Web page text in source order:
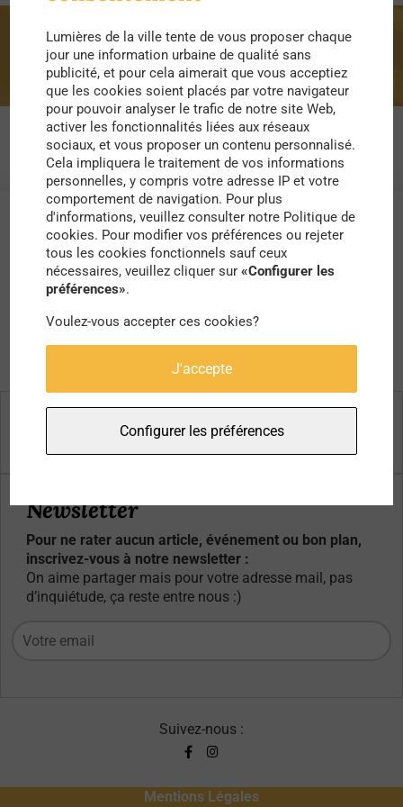
Roumanie
Newsletter
Pour ne rater aucun article, événement ou bon plan,
inscrivez-vous à notre newsletter :
On aime partager mais pour votre adresse mail, pas
d’inquiétude, ça reste entre nous :)
Suivez-nous :
Mentions Légales
Lumières de la ville tente de vous proposer chaque
jour une information urbaine de qualité sans
publicité, et pour cela aimerait que vous acceptiez
que les cookies soient placés par votre navigateur
pour pouvoir analyser le trafic de notre site Web,
activer les fonctionnalités liées aux réseaux
sociaux, et vous proposer un contenu personnalisé.
Cela impliquera le traitement de vos informations
personnelles, y compris votre adresse IP et votre
comportement de navigation. Pour plus
d'informations, veuillez consulter notre Politique de
cookies. Pour modifier vos préférences ou rejeter
tous les cookies fonctionnels sauf ceux
nécessaires, veuillez cliquer sur«Configurer les
préférences».
Voulez-vous accepter ces cookies?
J'accepte
Configurer les préférences